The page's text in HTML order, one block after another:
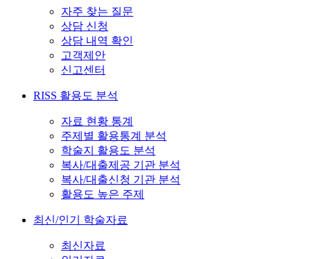
자주 찾는 질문
상담 신청
상담 내역 확인
고객제안
신고센터
RISS 활용도 분석
자료 현황 통계
주제별 활용통계 분석
학술지 활용도 분석
복사/대출제공 기관 분석
복사/대출신청 기관 분석
활용도 높은 주제
최신/인기 학술자료
최신자료